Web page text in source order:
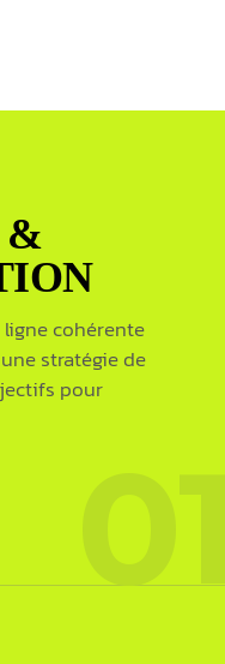
&
cohérente
stratégie de
pour
&
cohérente
stratégie de
pour